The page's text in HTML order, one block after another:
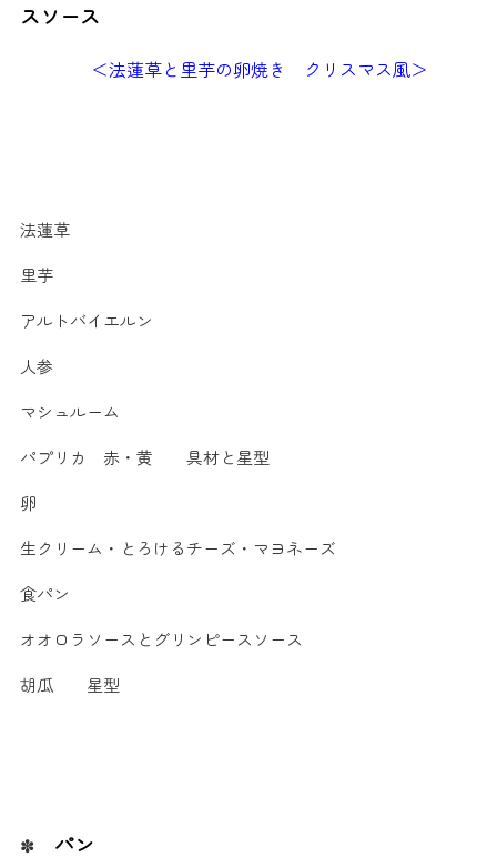
スソース
＜法蓮草と里芋の卵焼き クリスマス風＞
法蓮草
里芋
アルトバイエルン
人参
マシュルーム
パプリカ 赤・黄 具材と星型
卵
生クリーム・とろけるチーズ・マヨネーズ
食パン
オオロラソースとグリンピースソース
胡瓜 星型
✽ パン